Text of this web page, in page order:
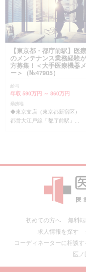
【東京都・都庁前駅】医
のメンテナンス業務経験
方募集！＜大手医療機器
ー＞（№47905）
給与
年収 590万円 ～ 860万円
勤務地
◆東京支店（東京都新宿
都営大江戸線「都庁前駅」...
初めての方へ 無料
求人情報を探す
コーディネーターに相談す
医ノ